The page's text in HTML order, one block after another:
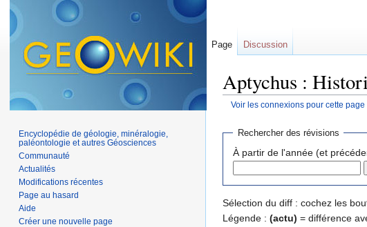
Aptychus :
Voir les connexions pour cette page
Rechercher des révisions
À partir de l'année (et
Sélection du diff : cochez les
Légende : (actu) = différence
Page Discussion
Encyclopédie de géologie, minéralogie,
paléontologie et autres Géosciences
Communauté
Actualités
Modifications récentes
Page au hasard
Aide
Créer une nouvelle page